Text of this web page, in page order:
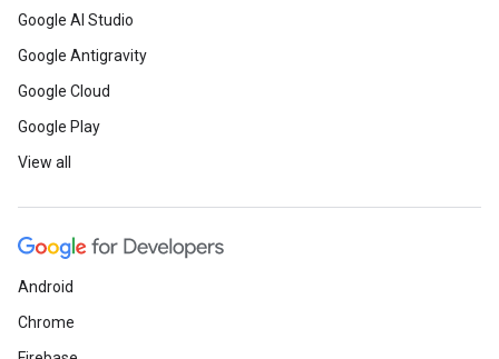
Google AI Studio
Google Antigravity
Google Cloud
Google Play
View all
Android
Chrome